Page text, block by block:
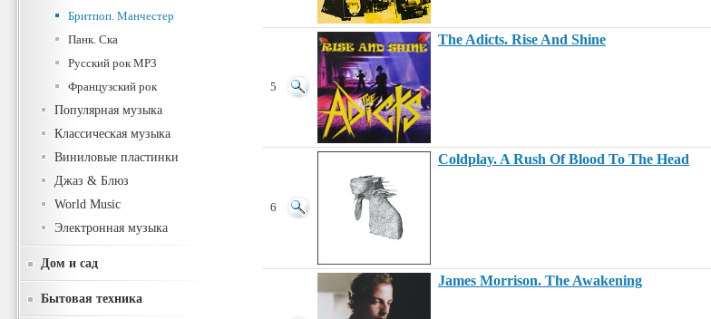
Бритпоп. Манчестер
Панк. Ска
Русский рок MP3
Французский рок
Популярная музыка
Классическая музыка
Виниловые пластинки
Джаз & Блюз
World Music
Электронная музыка
Дом и сад
Бытовая техника
5
The Adicts. Rise And Shine
6
Coldplay. A Rush Of Blood To The Head
James Morrison. The Awakening